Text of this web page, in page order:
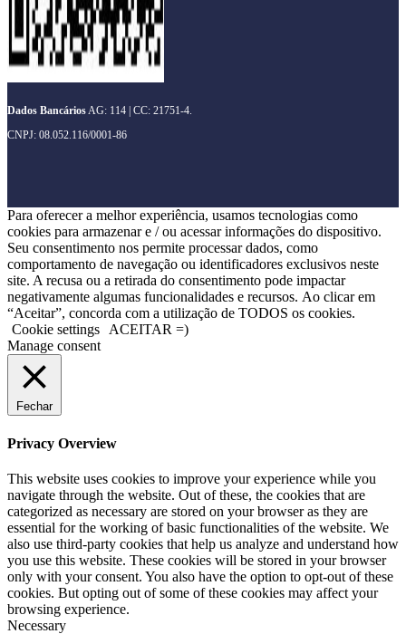
Dados BancáriosAG: 114 | CC: 21751-4.
CNPJ: 08.052.116/0001-86
Para oferecer a melhor experiência, usamos tecnologias como
cookies para armazenar e / ou acessar informações do dispositivo.
Seu consentimento nos permite processar dados, como
comportamento de navegação ou identificadores exclusivos neste
site. A recusa ou a retirada do consentimento pode impactar
negativamente algumas funcionalidades e recursos. Ao clicar em
“Aceitar”, concorda com a utilização de TODOS os cookies.
Cookie settings
ACEITAR =)
Manage consent
Fechar
Privacy Overview
This website uses cookies to improve your experience while you
navigate through the website. Out of these, the cookies that are
categorized as necessary are stored on your browser as they are
essential for the working of basic functionalities of the website. We
also use third-party cookies that help us analyze and understand how
you use this website. These cookies will be stored in your browser
only with your consent. You also have the option to opt-out of these
cookies. But opting out of some of these cookies may affect your
browsing experience.
Necessary